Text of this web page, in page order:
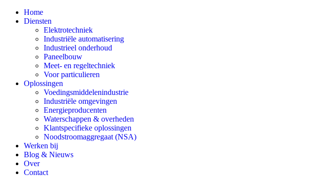
Home
Diensten
Elektrotechniek
Industriële automatisering
Industrieel onderhoud
Paneelbouw
Meet- en regeltechniek
Voor particulieren
Oplossingen
Voedingsmiddelenindustrie
Industriële omgevingen
Energieproducenten
Waterschappen & overheden
Klantspecifieke oplossingen
Noodstroomaggregaat (NSA)
Werken bij
Blog & Nieuws
Over
Contact